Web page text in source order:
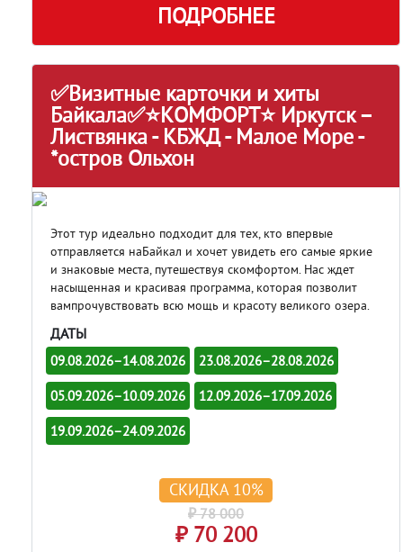
ПОДРОБНЕЕ
✅Визитные карточки и хиты
Байкала✅⭐КОМФОРТ⭐ Иркутск –
Листвянка - КБЖД - Малое Море -
*остров Ольхон
Этот тур идеально подходит для тех, кто впервые
отправляется наБайкал и хочет увидеть его самые яркие
и знаковые места, путешествуя скомфортом. Нас ждет
насыщенная и красивая программа, которая позволит
вампрочувствовать всю мощь и красоту великого озера.
ДАТЫ
09.08.2026–14.08.2026 23.08.2026–28.08.2026
05.09.2026–10.09.2026 12.09.2026–17.09.2026
19.09.2026–24.09.2026
СКИДКА 10%
₽ 78 000
₽ 70 200